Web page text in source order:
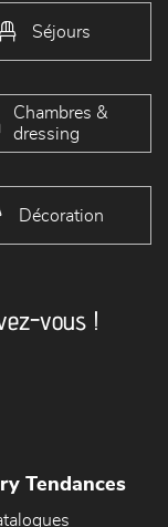
Séjours
Chambres &
dressing
Décoration
vous !
Tendances